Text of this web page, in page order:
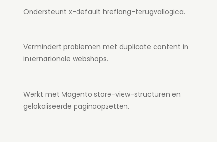
Ondersteunt x-default hreflang-terugvallogica.
Vermindert problemen met duplicate content in
internationale webshops.
Werkt met Magento store-view-structuren en
gelokaliseerde paginaopzetten.